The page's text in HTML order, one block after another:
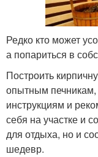
Редко кто может
а попариться в
Построить
опытным
инструкциям и
себя на участке и
для отдыха, но и
шедевр.